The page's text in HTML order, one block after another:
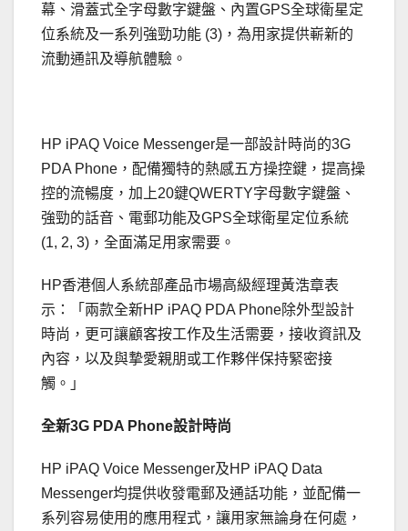
幕、滑蓋式全字母數字鍵盤、內置GPS全球衛星定
位系統及一系列強勁功能 (3)，為用家提供嶄新的
流動通訊及導航體驗。
HP iPAQ Voice Messenger是一部設計時尚的3G
PDA Phone，配備獨特的熱感五方操控鍵，提高操
控的流暢度，加上20鍵QWERTY字母數字鍵盤、
強勁的話音、電郵功能及GPS全球衛星定位系統
(1, 2, 3)，全面滿足用家需要。
HP香港個人系統部產品市場高級經理黃浩章表
示：「兩款全新HP iPAQ PDA Phone除外型設計
時尚，更可讓顧客按工作及生活需要，接收資訊及
內容，以及與摯愛親朋或工作夥伴保持緊密接
觸。」
全新3G PDA Phone設計時尚
HP iPAQ Voice Messenger及HP iPAQ Data
Messenger均提供收發電郵及通話功能，並配備一
系列容易使用的應用程式，讓用家無論身在何處，